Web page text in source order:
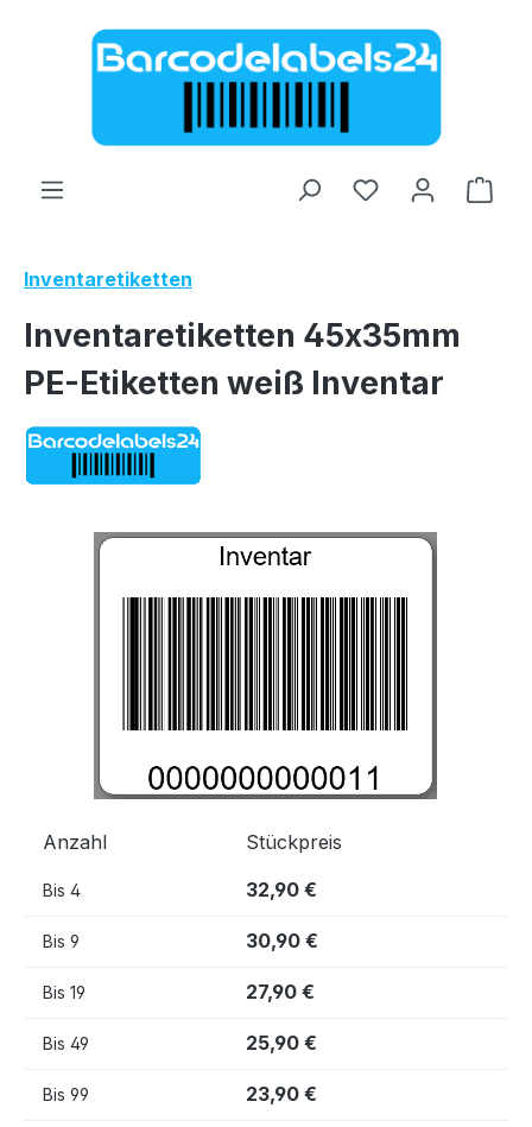
Zum Hauptinhalt springen
Inventaretiketten
Inventaretiketten 45x35mm
PE-Etiketten weiß Inventar
Bildergalerie überspringen
Anzahl Stückpreis
Bis 4 32,90 €
Bis 9 30,90 €
Bis 19 27,90 €
Bis 49 25,90 €
Bis 99 23,90 €